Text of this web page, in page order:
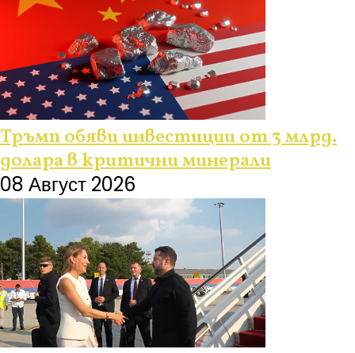
Тръмп обяви инвестиции от 3 млрд.
долара в критични минерали
08 Август 2026